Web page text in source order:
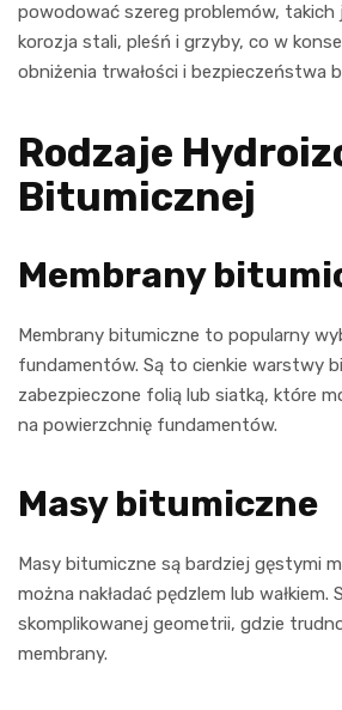
powodować szereg problemów, takich
korozja stali, pleśń i grzyby, co w
obniżenia trwałości i bezpieczeństwa
Rodzaje
Bitumicznej
Membrany
Membrany bitumiczne to popularny
fundamentów. Są to cienkie warstwy
zabezpieczone folią lub siatką, które
na powierzchnię fundamentów.
Masy bitumiczne
Masy bitumiczne są bardziej gęstymi
można nakładać pędzlem lub wałkiem.
skomplikowanej geometrii, gdzie
membrany.